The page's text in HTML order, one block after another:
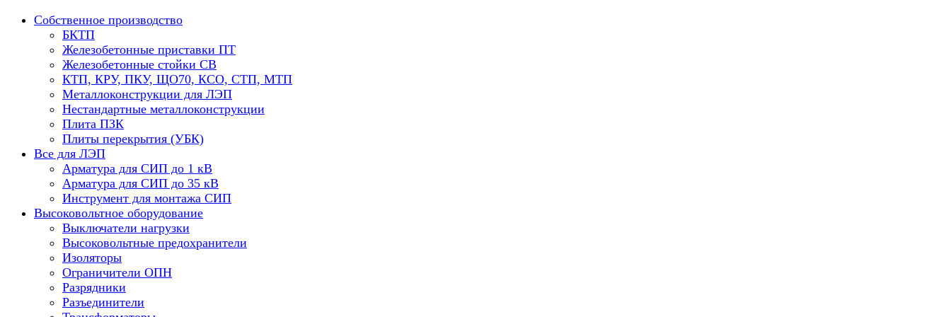
Собственное производство
БКТП
Железобетонные приставки ПТ
Железобетонные стойки СВ
КТП, КРУ, ПКУ, ЩО70, КСО, СТП, МТП
Металлоконструкции для ЛЭП
Нестандартные металлоконструкции
Плита ПЗК
Плиты перекрытия (УБК)
Все для ЛЭП
Арматура для СИП до 1 кВ
Арматура для СИП до 35 кВ
Инструмент для монтажа СИП
Высоковольтное оборудование
Выключатели нагрузки
Высоковольтные предохранители
Изоляторы
Ограничители ОПН
Разрядники
Разъединители